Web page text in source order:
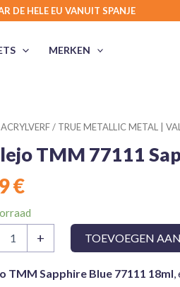
DE HELE EU VANUIT SPANJE
MERKEN
ACRYLVERF/ TRUE METALLIC METAL |
TMM 77111
€
+ TOEVOEGEN
TMM Sapphire Blue 77111 18ml